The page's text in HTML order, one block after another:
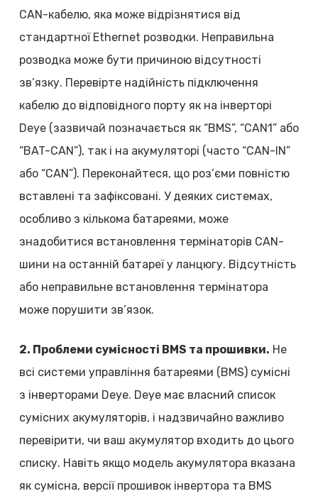
CAN-кабелю, яка може відрізнятися від
стандартної Ethernet розводки. Неправильна
розводка може бути причиною відсутності
зв’язку. Перевірте надійність підключення
кабелю до відповідного порту як на інверторі
Deye (зазвичай позначається як “BMS”, “CAN1” або
“BAT-CAN”), так і на акумуляторі (часто “CAN-IN”
або “CAN”). Переконайтеся, що роз’єми повністю
вставлені та зафіксовані. У деяких системах,
особливо з кількома батареями, може
знадобитися встановлення термінаторів CAN-
шини на останній батареї у ланцюгу. Відсутність
або неправильне встановлення термінатора
може порушити зв’язок.
2. Проблеми сумісності BMS та прошивки. Не
всі системи управління батареями (BMS) сумісні
з інверторами Deye. Deye має власний список
сумісних акумуляторів, і надзвичайно важливо
перевірити, чи ваш акумулятор входить до цього
списку. Навіть якщо модель акумулятора вказана
як сумісна, версії прошивок інвертора та BMS